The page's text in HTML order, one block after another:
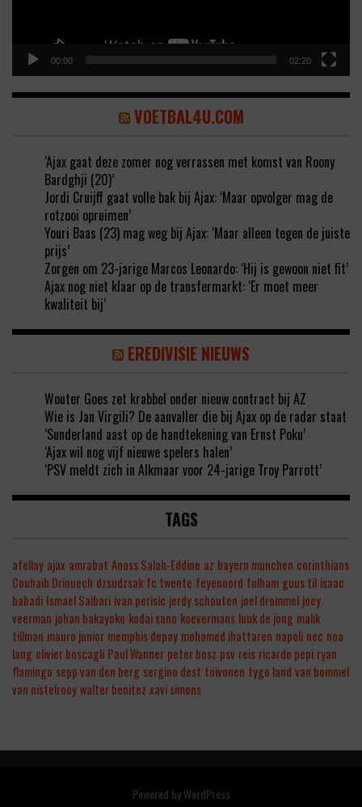
00:00 02:20
VOETBAL4U.COM
‘Ajax gaat deze zomer nog verrassen met komst van Roony
Bardghji (20)’
Jordi Cruijff gaat volle bak bij Ajax: ‘Maar opvolger mag de
rotzooi opruimen’
Youri Baas (23) mag weg bij Ajax: ‘Maar alleen tegen de juiste
prijs’
Zorgen om 23-jarige Marcos Leonardo: ‘Hij is gewoon niet fit’
Ajax nog niet klaar op de transfermarkt: ‘Er moet meer
kwaliteit bij’
EREDIVISIE NIEUWS
Wouter Goes zet krabbel onder nieuw contract bij AZ
Wie is Jan Virgili? De aanvaller die bij Ajax op de radar staat
‘Sunderland aast op de handtekening van Ernst Poku’
‘Ajax wil nog vijf nieuwe spelers halen’
‘PSV meldt zich in Alkmaar voor 24-jarige Troy Parrott’
TAGS
afellay ajax amrabat Anass Salah-Eddine az bayern munchen corinthians
Couhaib Driouech dzsudzsak fc twente feyenoord fulham guus til isaac
babadi Ismael Saibari ivan perisic jerdy schouten joel drommel joey
veerman johan bakayoko kodai sano koevermans luuk de jong malik
tillman mauro junior memphis depay mohamed ihattaren napoli nec noa
lang olivier boscagli Paul Wanner peter bosz psv reis ricardo pepi ryan
flamingo sepp van den berg sergino dest toivonen tygo land van bommel
van nistelrooywalter benitez xavi simons
Powered byWordPress